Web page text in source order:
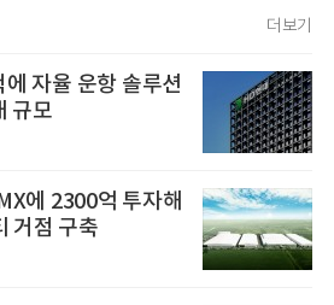
더보기
자율 운항 솔루션
규모
에 2300억 투자해
거점 구축